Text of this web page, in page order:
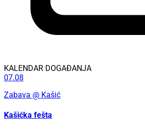
KALENDAR DOGAĐANJA
07.08
Zabava @ Kašić
Kašićka fešta